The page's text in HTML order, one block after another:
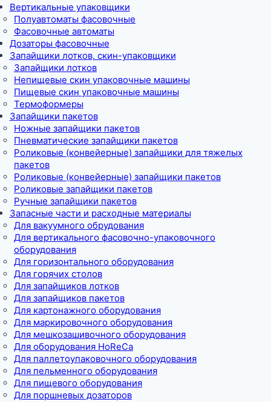
Вертикальные упаковщики
Полуавтоматы фасовочные
Фасовочные автоматы
Дозаторы фасовочные
Запайщики лотков, скин-упаковщики
Запайщики лотков
Непищевые скин упаковочные машины
Пищевые скин упаковочные машины
Термоформеры
Запайщики пакетов
Ножные запайщики пакетов
Пневматические запайщики пакетов
Роликовые (конвейерные) запайщики для тяжелых
пакетов
Роликовые (конвейерные) запайщики пакетов
Роликовые запайщики пакетов
Ручные запайщики пакетов
Запасные части и расходные материалы
Для вакуумного обрудования
Для вертикального фасовочно-упаковочного
оборудования
Для горизонтального оборудования
Для горячих столов
Для запайщиков лотков
Для запайщиков пакетов
Для картонажного оборудования
Для маркировочного оборудования
Для мешкозашивочного оборудования
Для оборудования HoReCa
Для паллетоупаковочного оборудования
Для пельменного оборудования
Для пищевого оборудования
Для поршневых дозаторов